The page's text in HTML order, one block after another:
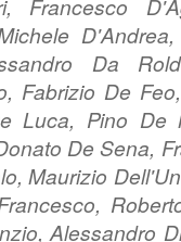
Francesco
Da
Fabrizio De
Luca, Pino De
De Sena,
Maurizio
Alessandro